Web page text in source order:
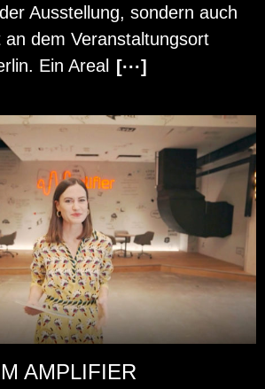
Aus­stel­lung, son­dern auch
dem Ver­an­stal­tungs­ort
Ein Areal
[···]
AMPLIFIER